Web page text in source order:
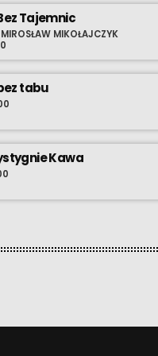
– lody, za które pozwoli
Tajemnic
MIKOŁAJCZYK
tabu
Kawa